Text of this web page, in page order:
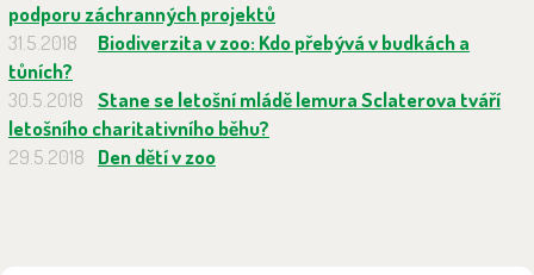
podporu záchranných projektů
31.5.2018
Biodiverzita v zoo: Kdo přebývá v budkách a
tůních?
30.5.2018
Stane se letošní mládě lemura Sclaterova tváří
letošního charitativního běhu?
29.5.2018
Den dětí v zoo